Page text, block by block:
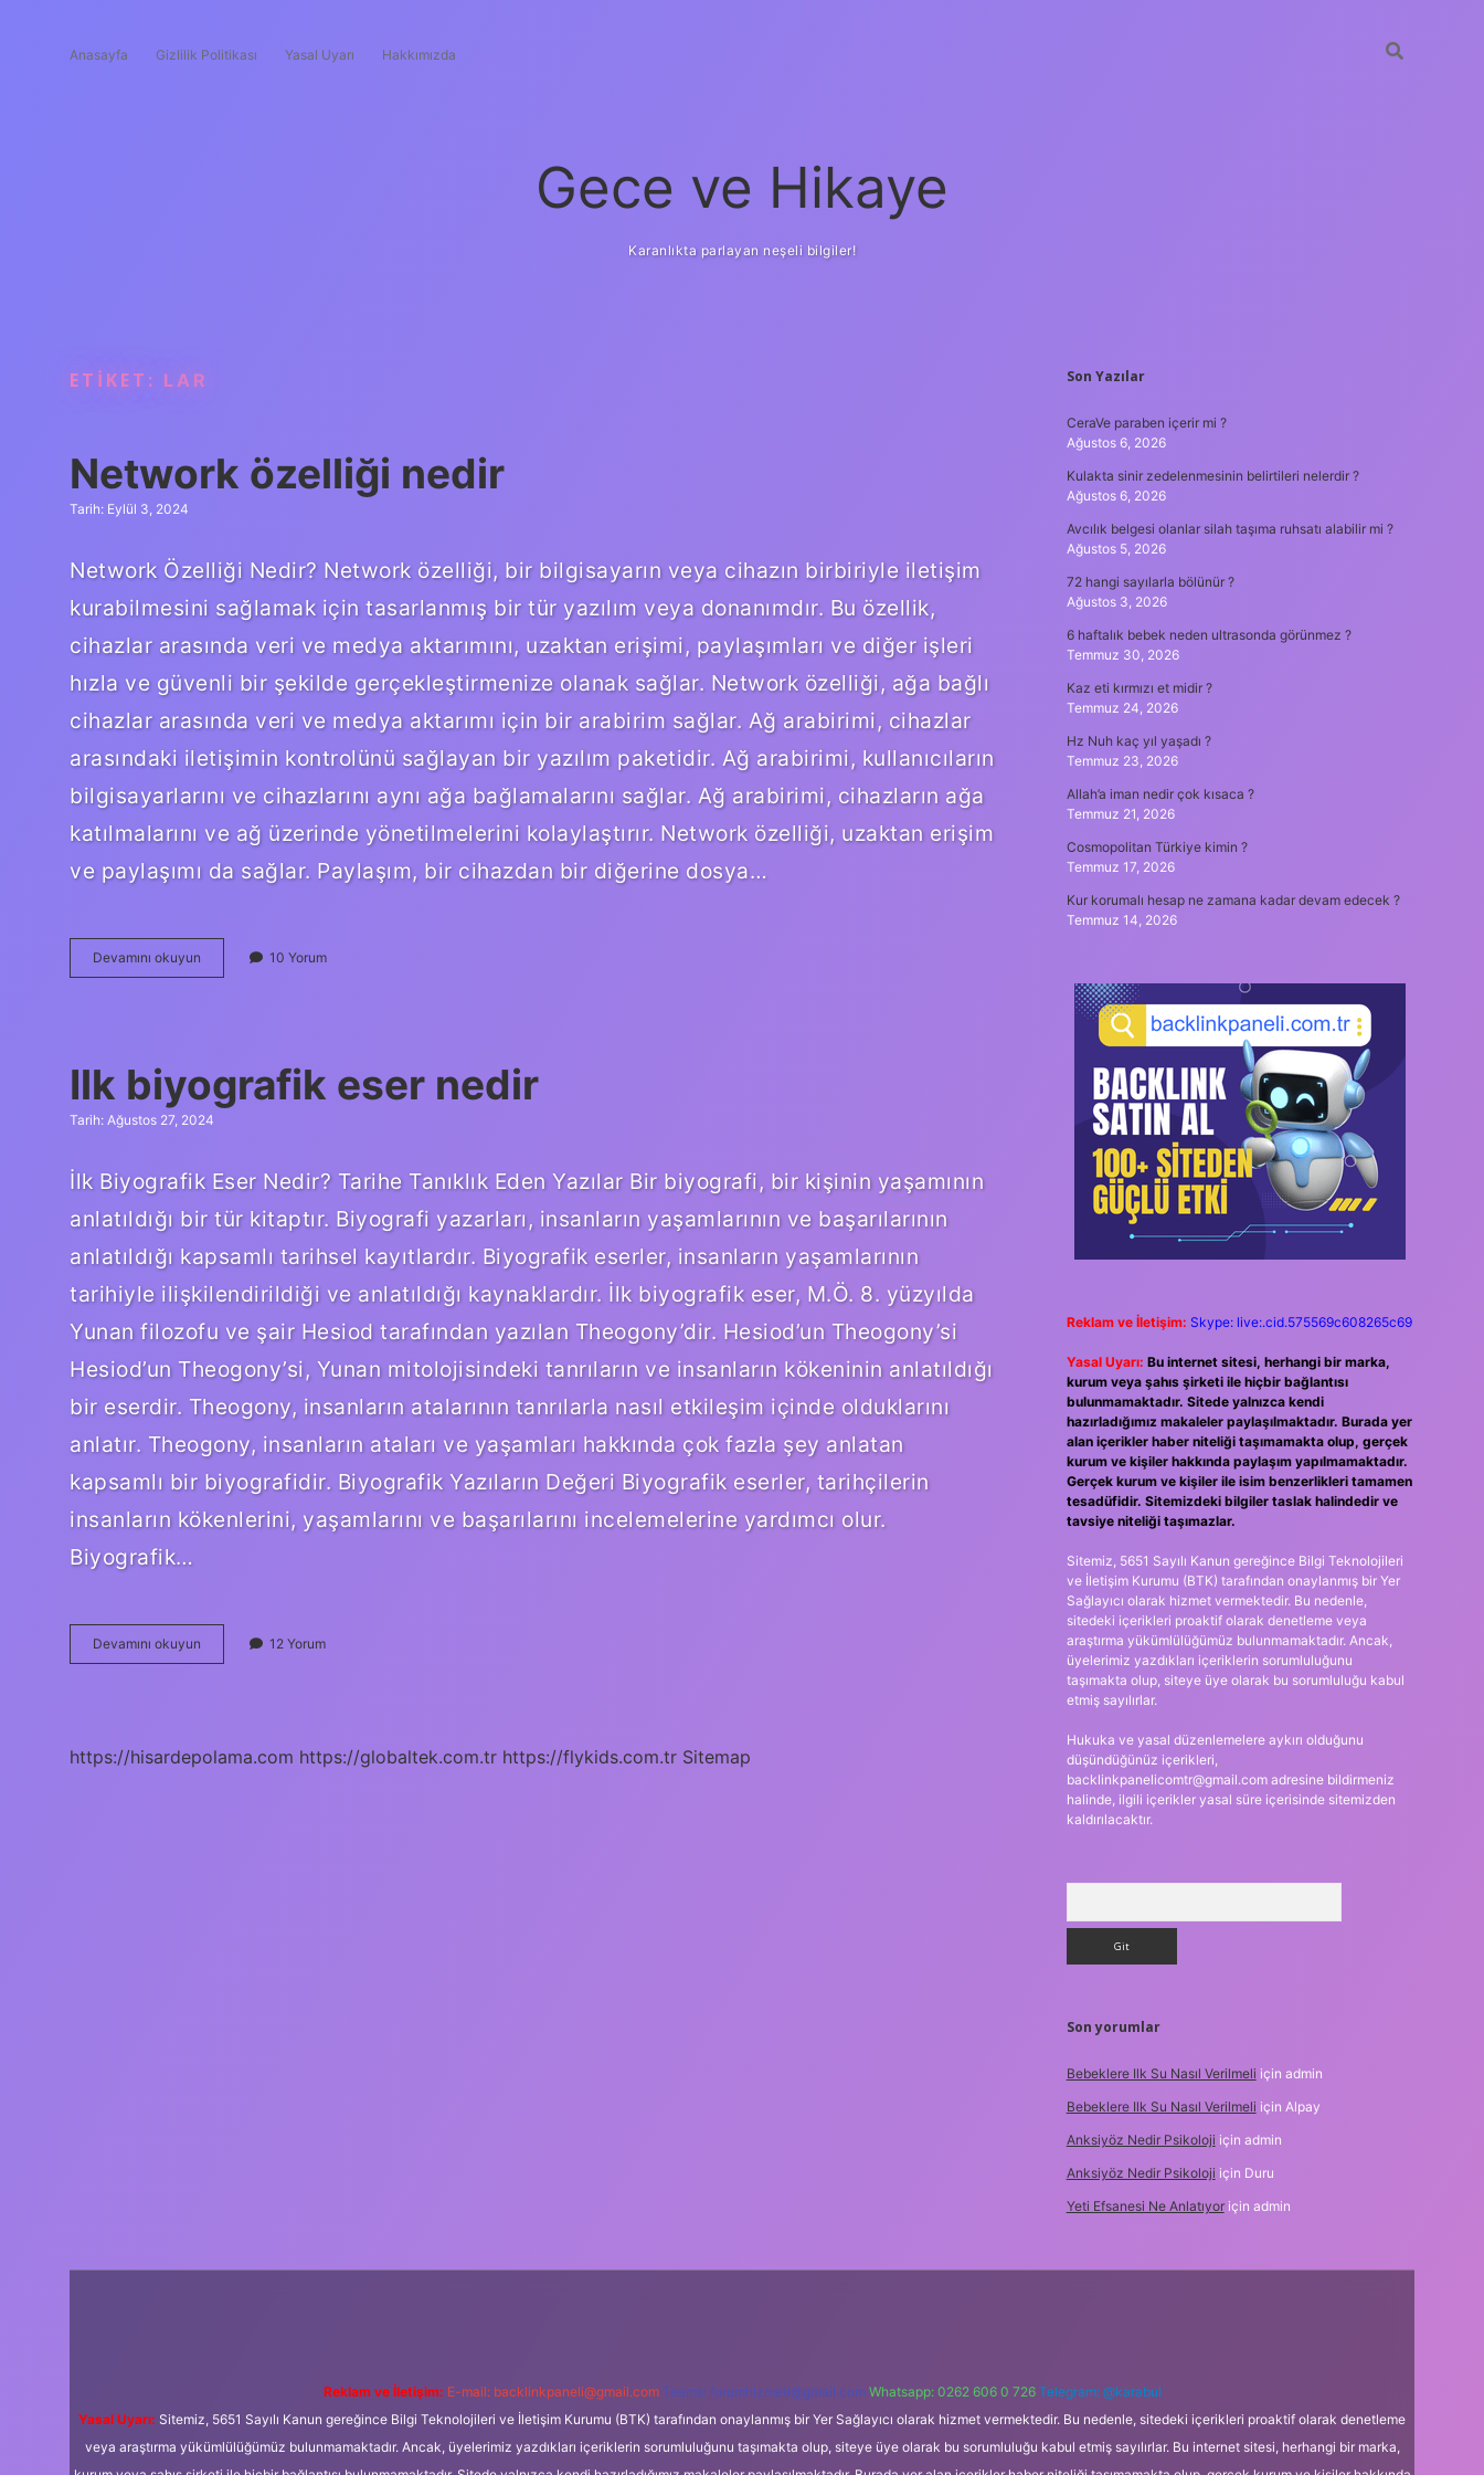
Anasayfa Gizlilik Politikası Yasal Uyarı Hakkımızda
Gece ve Hikaye
Karanlıkta parlayan neşeli bilgiler!
ETIKET: LAR
Network özelliği nedir
Tarih: Eylül 3, 2024
Network Özelliği Nedir? Network özelliği, bir bilgisayarın veya cihazın birbiriyle iletişim
kurabilmesini sağlamak için tasarlanmış bir tür yazılım veya donanımdır. Bu özellik,
cihazlar arasında veri ve medya aktarımını, uzaktan erişimi, paylaşımları ve diğer işleri
hızla ve güvenli bir şekilde gerçekleştirmenize olanak sağlar. Network özelliği, ağa bağlı
cihazlar arasında veri ve medya aktarımı için bir arabirim sağlar. Ağ arabirimi, cihazlar
arasındaki iletişimin kontrolünü sağlayan bir yazılım paketidir. Ağ arabirimi, kullanıcıların
bilgisayarlarını ve cihazlarını aynı ağa bağlamalarını sağlar. Ağ arabirimi, cihazların ağa
katılmalarını ve ağ üzerinde yönetilmelerini kolaylaştırır. Network özelliği, uzaktan erişim
ve paylaşımı da sağlar. Paylaşım, bir cihazdan bir diğerine dosya…
Devamını okuyun Network
özelliği
10 Yorum
Ilk biyografik eser nedir
Tarih: Ağustos 27, 2024
İlk Biyografik Eser Nedir? Tarihe Tanıklık Eden Yazılar Bir biyografi, bir kişinin yaşamının
anlatıldığı bir tür kitaptır. Biyografi yazarları, insanların yaşamlarının ve başarılarının
anlatıldığı kapsamlı tarihsel kayıtlardır. Biyografik eserler, insanların yaşamlarının
tarihiyle ilişkilendirildiği ve anlatıldığı kaynaklardır. İlk biyografik eser, M.Ö. 8. yüzyılda
Yunan filozofu ve şair Hesiod tarafından yazılan Theogony’dir. Hesiod’un Theogony’si
Hesiod’un Theogony’si, Yunan mitolojisindeki tanrıların ve insanların kökeninin anlatıldığı
bir eserdir. Theogony, insanların atalarının tanrılarla nasıl etkileşim içinde olduklarını
anlatır. Theogony, insanların ataları ve yaşamları hakkında çok fazla şey anlatan
kapsamlı bir biyografidir. Biyografik Yazıların Değeri Biyografik eserler, tarihçilerin
insanların kökenlerini, yaşamlarını ve başarılarını incelemelerine yardımcı olur.
Biyografik…
Devamını okuyun
biyografik
12 Yorum
https://hisardepolama.com https://globaltek.com.tr https://flykids.com.tr Sitemap
SIDEBAR
Son Yazılar
CeraVe paraben içerir mi ?
Ağustos 6, 2026
Kulakta sinir zedelenmesinin belirtileri nelerdir ?
Ağustos 6, 2026
Avcılık belgesi olanlar silah taşıma ruhsatı alabilir mi ?
Ağustos 5, 2026
72 hangi sayılarla bölünür ?
Ağustos 3, 2026
6 haftalık bebek neden ultrasonda görünmez ?
Temmuz 30, 2026
Kaz eti kırmızı et midir ?
Temmuz 24, 2026
Hz Nuh kaç yıl yaşadı ?
Temmuz 23, 2026
Allah’a iman nedir çok kısaca ?
Temmuz 21, 2026
Cosmopolitan Türkiye kimin ?
Temmuz 17, 2026
Kur korumalı hesap ne zamana kadar devam edecek ?
Temmuz 14, 2026
Reklam ve İletişim: Skype: live:.cid.575569c608265c69
Yasal Uyarı: Bu internet sitesi, herhangi bir marka,
kurum veya şahıs şirketi ile hiçbir bağlantısı
bulunmamaktadır. Sitede yalnızca kendi
hazırladığımız makaleler paylaşılmaktadır. Burada yer
alan içerikler haber niteliği taşımamakta olup, gerçek
kurum ve kişiler hakkında paylaşım yapılmamaktadır.
Gerçek kurum ve kişiler ile isim benzerlikleri tamamen
tesadüfidir. Sitemizdeki bilgiler taslak halindedir ve
tavsiye niteliği taşımazlar.
Sitemiz, 5651 Sayılı Kanun gereğince Bilgi Teknolojileri
ve İletişim Kurumu (BTK) tarafından onaylanmış bir Yer
Sağlayıcı olarak hizmet vermektedir. Bu nedenle,
sitedeki içerikleri proaktif olarak denetleme veya
araştırma yükümlülüğümüz bulunmamaktadır. Ancak,
üyelerimiz yazdıkları içeriklerin sorumluluğunu
taşımakta olup, siteye üye olarak bu sorumluluğu kabul
etmiş sayılırlar.
Hukuka ve yasal düzenlemelere aykırı olduğunu
düşündüğünüz içerikleri,
backlinkpanelicomtr@gmail.comadresine bildirmeniz
halinde, ilgili içerikler yasal süre içerisinde sitemizden
kaldırılacaktır.
Son yorumlar
Bebeklere Ilk Su Nasıl Verilmeli için admin
Bebeklere Ilk Su Nasıl Verilmeli için Alpay
Anksiyöz Nedir Psikoloji için admin
Anksiyöz Nedir Psikoloji için Duru
Yeti Efsanesi Ne Anlatıyoriçin admin
Reklam ve İletişim: E-mail: backlinkpaneli@gmail.com Teams: forumhizmeti@gmail.com Whatsapp: 0262 606 0 726 Telegram: @karabul
Yasal Uyarı: Sitemiz, 5651 Sayılı Kanun gereğince Bilgi Teknolojileri ve İletişim Kurumu (BTK) tarafından onaylanmış bir Yer Sağlayıcı olarak hizmet vermektedir. Bu nedenle, sitedeki içerikleri proaktif olarak denetleme
veya araştırma yükümlülüğümüz bulunmamaktadır. Ancak, üyelerimiz yazdıkları içeriklerin sorumluluğunu taşımakta olup, siteye üye olarak bu sorumluluğu kabul etmiş sayılırlar. Bu internet sitesi, herhangi bir marka,